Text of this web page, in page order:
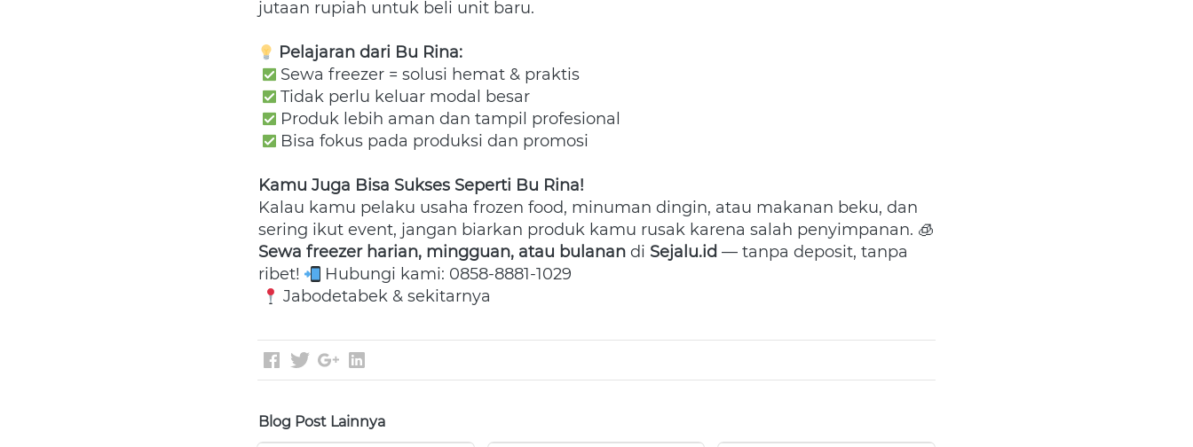
jutaan rupiah untuk beli unit baru.
Pelajaran dari Bu Rina:
Sewa freezer = solusi hemat & praktis
Tidak perlu keluar modal besar
Produk lebih aman dan tampil profesional
Bisa fokus pada produksi dan promosi
Kamu Juga Bisa Sukses Seperti Bu Rina!
Kalau kamu pelaku usaha frozen food, minuman dingin, atau makanan beku, dan
Sewa freezer harian, mingguan, atau bulanan di Sejalu.id — tanpa deposit, tanpa
ribet!
Hubungi kami: 0858-8881-1029
Jabodetabek & sekitarnya
Blog Post Lainnya